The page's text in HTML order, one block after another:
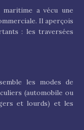
a vécu une
Il aperçois
: les traversées
les modes de
(automobile ou
et lourds) et les